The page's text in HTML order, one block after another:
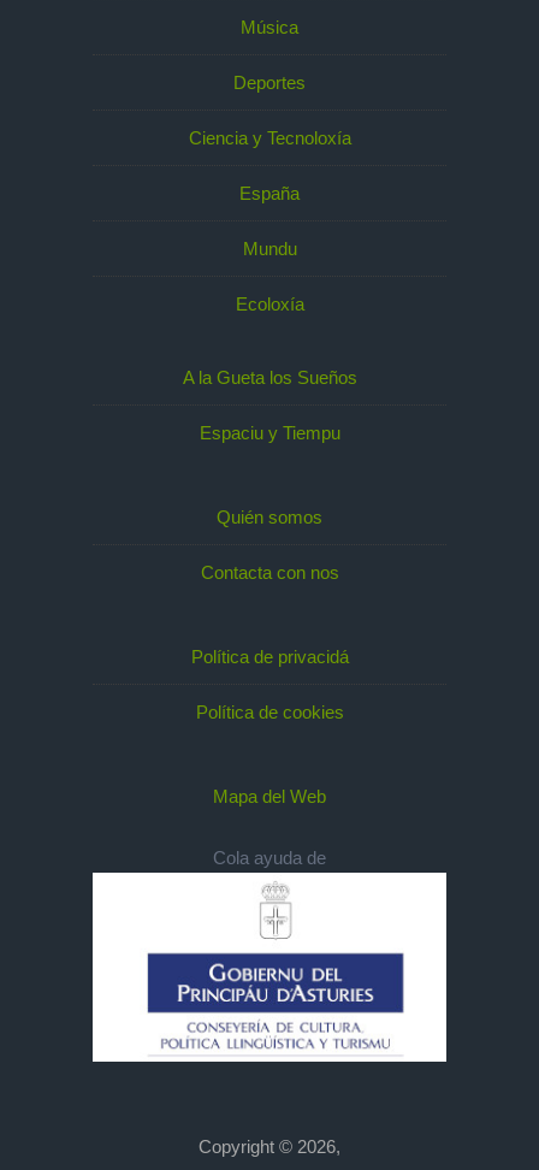
Música
Deportes
Ciencia y Tecnoloxía
España
Mundu
Ecoloxía
A la Gueta los Sueños
Espaciu y Tiempu
Quién somos
Contacta con nos
Política de privacidá
Política de cookies
Mapa del Web
Cola ayuda de
Copyright © 2026,